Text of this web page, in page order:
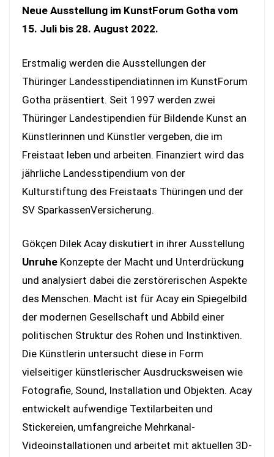
Neue Ausstellung im KunstForum Gotha vom
15. Juli bis 28. August 2022.
Erstmalig werden die Ausstellungen der
Thüringer Landesstipendiatinnen im KunstForum
Gotha präsentiert. Seit 1997 werden zwei
Thüringer Landestipendien für Bildende Kunst an
Künstlerinnen und Künstler vergeben, die im
Freistaat leben und arbeiten. Finanziert wird das
jährliche Landesstipendium von der
Kulturstiftung des Freistaats Thüringen und der
SV SparkassenVersicherung.
Gökçen Dilek Acay diskutiert in ihrer Ausstellung
Unruhe Konzepte der Macht und Unterdrückung
und analysiert dabei die zerstörerischen Aspekte
des Menschen. Macht ist für Acay ein Spiegelbild
der modernen Gesellschaft und Abbild einer
politischen Struktur des Rohen und Instinktiven.
Die Künstlerin untersucht diese in Form
vielseitiger künstlerischer Ausdrucksweisen wie
Fotografie, Sound, Installation und Objekten. Acay
entwickelt aufwendige Textilarbeiten und
Stickereien, umfangreiche Mehrkanal-
Videoinstallationen und arbeitet mit aktuellen 3D-